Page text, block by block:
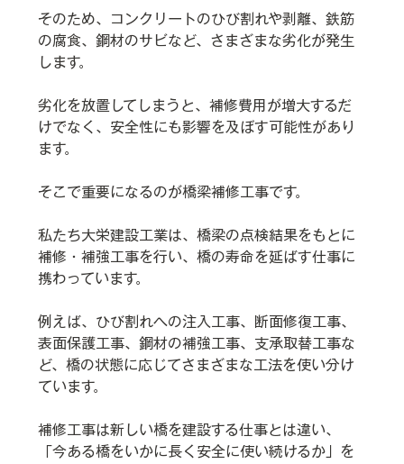
そのため、コンクリートのひび割れや剥離、鉄筋
の腐食、鋼材のサビなど、さまざまな劣化が発生
します。
劣化を放置してしまうと、補修費用が増大するだ
けでなく、安全性にも影響を及ぼす可能性があり
ます。
そこで重要になるのが橋梁補修工事です。
私たち大栄建設工業は、橋梁の点検結果をもとに
補修・補強工事を行い、橋の寿命を延ばす仕事に
携わっています。
例えば、ひび割れへの注入工事、断面修復工事、
表面保護工事、鋼材の補強工事、支承取替工事な
ど、橋の状態に応じてさまざまな工法を使い分け
ています。
補修工事は新しい橋を建設する仕事とは違い、
「今ある橋をいかに長く安全に使い続けるか」を